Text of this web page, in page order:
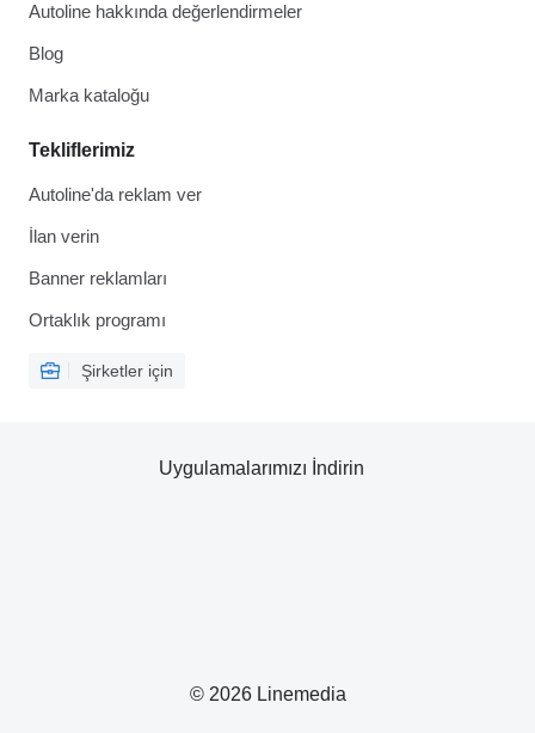
Autoline hakkında değerlendirmeler
Blog
Marka kataloğu
Tekliflerimiz
Autoline'da reklam ver
İlan verin
Banner reklamları
Ortaklık programı
Şirketler için
© 2026 Linemedia
Uygulamalarımızı İndirin